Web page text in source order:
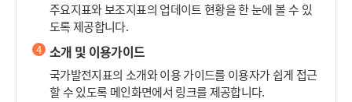
주요지표와 보조지표의 업데이트 현황을 한 눈에 볼 수 있
도록 제공합니다.
4 소개 및 이용가이드
국가발전지표의 소개와 이용 가이드를 이용자가 쉽게 접근
할 수 있도록 메인화면에서 링크를 제공합니다.